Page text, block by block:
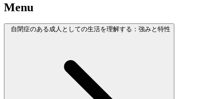
Menu
自閉症のある成人としての生活を理解する：強みと特性